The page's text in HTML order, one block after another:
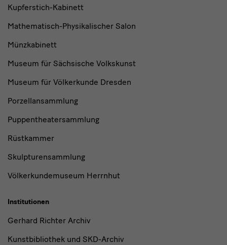
Kupferstich-Kabinett
Mathematisch-Physikalischer Salon
Münzkabinett
Museum für Sächsische Volkskunst
Museum für Völkerkunde Dresden
Porzellansammlung
Puppentheatersammlung
Rüstkammer
Skulpturensammlung
Völkerkundemuseum Herrnhut
Institutionen
Gerhard Richter Archiv
Kunstbibliothek und SKD-Archiv